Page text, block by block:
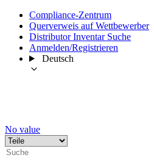
Compliance-Zentrum
Querverweis auf Wettbewerber
Distributor Inventar Suche
Anmelden/Registrieren
Deutsch
No value